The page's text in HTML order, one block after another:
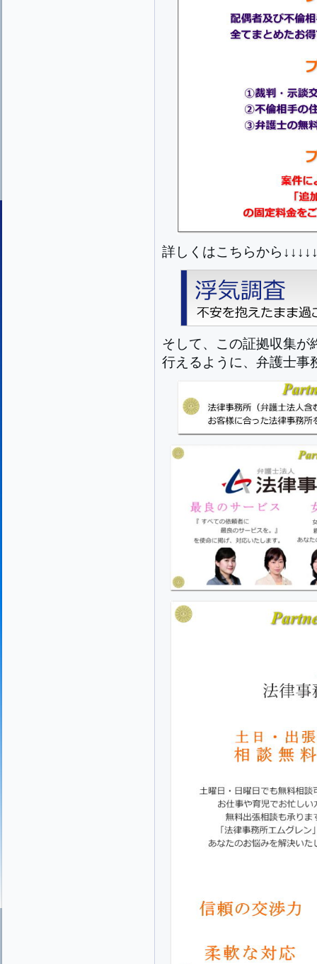
詳しくはこちらから
そして、この証拠収集が
行えるように、弁護士事